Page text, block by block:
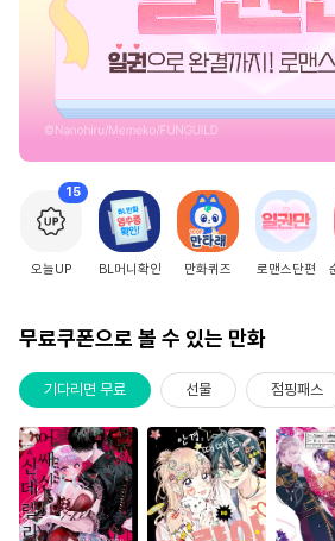
15
오늘UP BL머니확인 만화퀴즈 로맨스단편
무료쿠폰으로 볼 수 있는 만화
기다리면 무료 선물 점핑패스